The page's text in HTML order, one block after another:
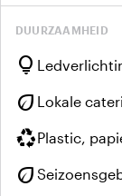
DUURZAAMHEID
lightbulb
eco Lokale
recyclingPlastic,
eco